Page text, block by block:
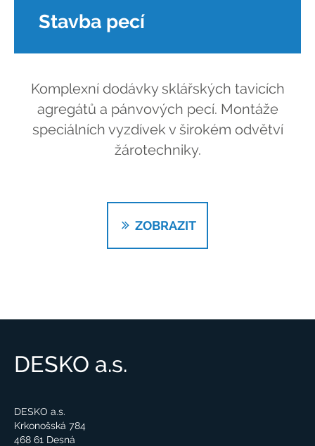
Stavba pecí
Komplexní dodávky sklářských tavicích
agregátů a pánvových pecí. Montáže
speciálních vyzdívek v širokém odvětví
žárotechniky.
ZOBRAZIT
DESKO a.s.
DESKO a.s.
Krkonošská 784
468 61 Desná